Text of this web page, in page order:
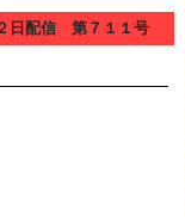
日配信 第７１１号